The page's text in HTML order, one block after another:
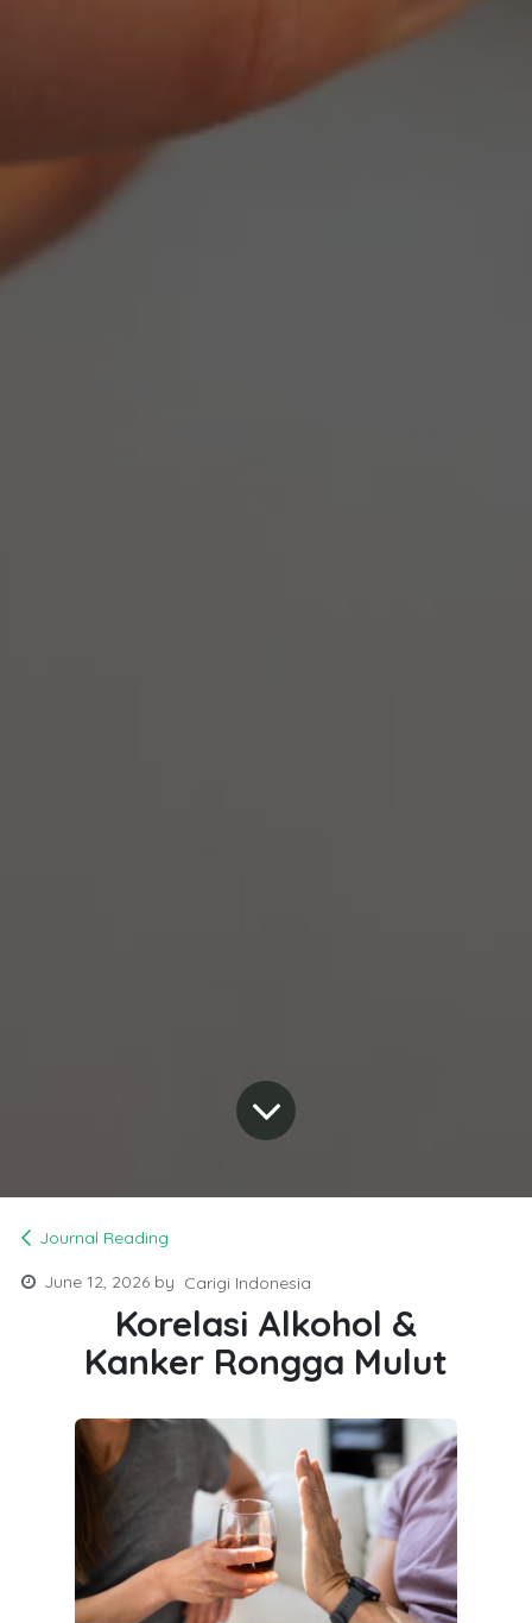
Journal Reading
June 12, 2026 by Carigi Indonesia
Korelasi Alkohol &
Kanker Rongga Mulut